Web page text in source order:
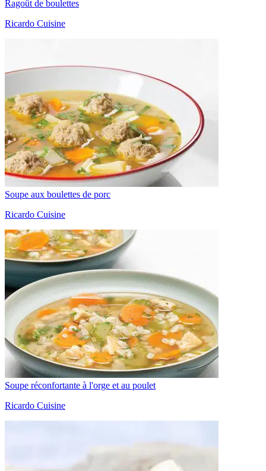
Ragoût de boulettes
Ricardo Cuisine
Soupe aux boulettes de porc
Ricardo Cuisine
Soupe réconfortante à l'orge et au poulet
Ricardo Cuisine